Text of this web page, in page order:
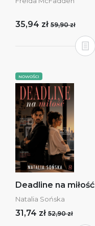
35,94 zł 59,90 zł
NOWOŚCI
Deadline na miłość
Natalia Sońska
31,74 zł 52,90 zł